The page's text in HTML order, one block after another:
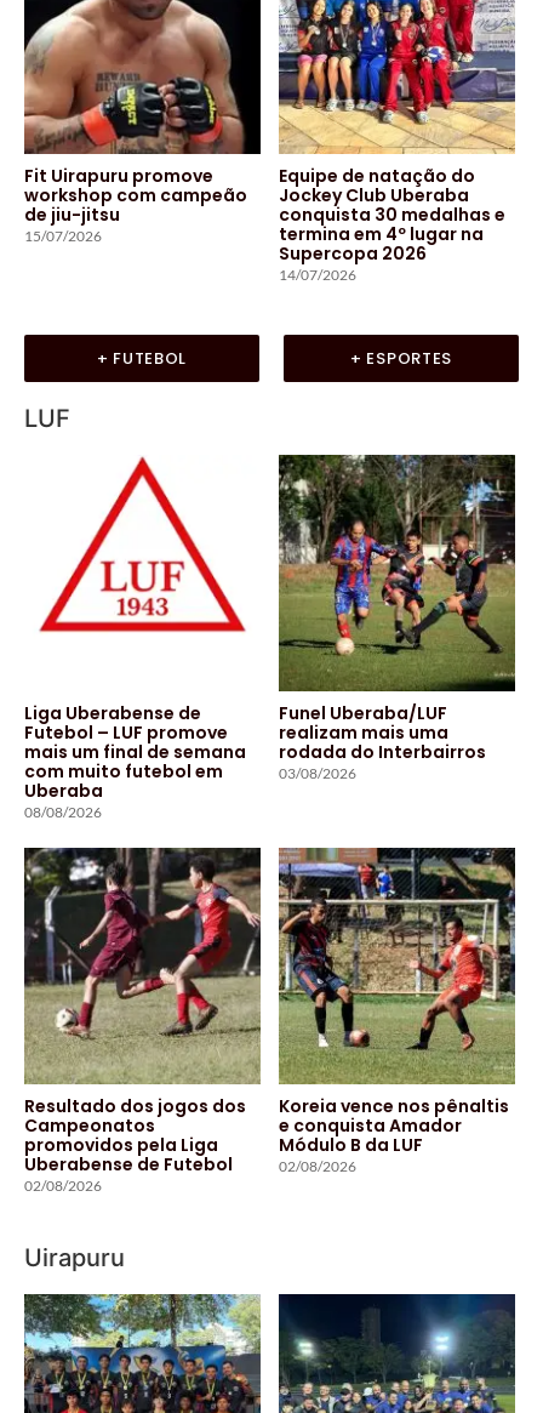
Fit Uirapuru promove
workshop com campeão
de jiu-jitsu
15/07/2026
Equipe de natação do
Jockey Club Uberaba
conquista 30 medalhas e
termina em 4º lugar na
Supercopa 2026
14/07/2026
+ FUTEBOL + ESPORTES
LUF
Liga Uberabense de
Futebol – LUF promove
mais um final de semana
com muito futebol em
Uberaba
08/08/2026
Funel Uberaba/LUF
realizam mais uma
rodada do Interbairros
03/08/2026
Resultado dos jogos dos
Campeonatos
promovidos pela Liga
Uberabense de Futebol
02/08/2026
Koreia vence nos pênaltis
e conquista Amador
Módulo B da LUF
02/08/2026
Uirapuru